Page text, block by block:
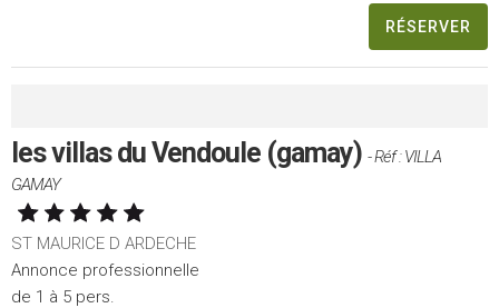
RÉSERVER
les villas du Vendoule (gamay) - Réf : VILLA
GAMAY
ST MAURICE D ARDECHE
Annonce professionnelle
de 1 à 5 pers.